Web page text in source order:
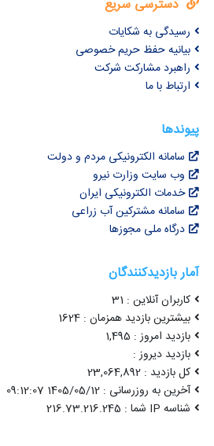
دسترسی سریع
رسیدگی به شکایات
بیانیه حفظ حریم خصوصی
راهبرد مشارکت شرکت
ارتباط با ما
پیوندها
سامانه الکترونیکی مردم و دولت
وب سایت وزارت نیرو
خدمات الکترونیکی ایران
سامانه مشترکین آب زراعی
درگاه ملی مجوزها
آمار بازدیدکنندگان
کاربران آنلاین : 31
بیشترین بازدید همزمان : 1624
بازدید امروز : 1,495
بازدید دیروز :
کل بازدید : 23,064,892
آخرین به روزرسانی : 1405/05/12 09:12:07
شناسه IP شما : 216.73.216.245